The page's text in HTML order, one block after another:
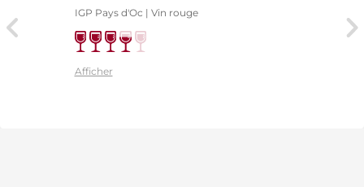
IGP Pays d'Oc | Vin rouge
Afficher